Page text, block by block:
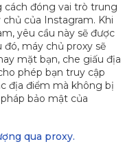
cách đóng vai trò trung
của Instagram. Khi
yêu cầu này sẽ được
đó, máy chủ proxy sẽ
mặt bạn, che giấu địa
phép bạn truy cập
địa điểm mà không bị
bảo mật của
qua proxy.